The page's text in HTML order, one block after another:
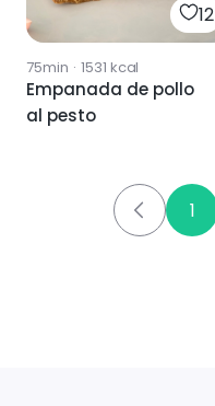
12
75min · 1531 kcal
Empanada de pollo
al pesto
1